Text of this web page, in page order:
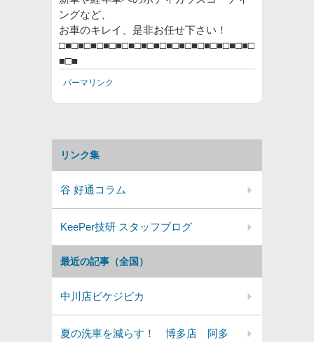
ングなど、
お車のキレイ、是非お任せ下さい！
□■□■□■□■□■□■□■□■□■□■□■□■□■□■□■□
■□■
パーマリンク
最近の記事（全国）
中川店ビケジビカ
夏の洗車を減らす！ 博多店 阿多
リンク集
谷 好通コラム
KeePer技研 スタッフブログ